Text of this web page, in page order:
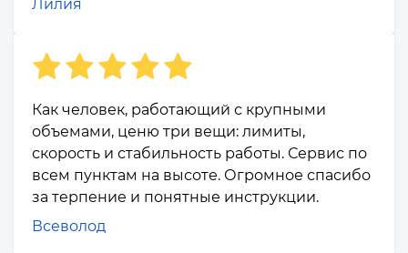
Лилия
Как человек, работающий с крупными
объемами, ценю три вещи: лимиты,
скорость и стабильность работы. Сервис по
всем пунктам на высоте. Огромное спасибо
за терпение и понятные инструкции.
Всеволод